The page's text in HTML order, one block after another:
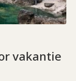
vakantie